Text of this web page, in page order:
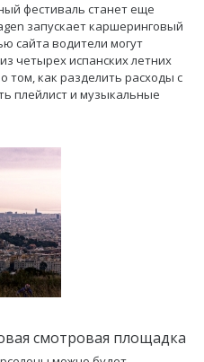
фестиваль станет еще
запускает каршеринговый
сайта водители могут
четырех испанских летних
том, как разделить расходы с
плейлист и музыкальные
смотровая площадка